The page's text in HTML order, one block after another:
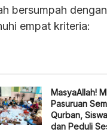
bersumpah
empat kriteria:
MasyaAllah!
Pasuruan
Qurban,
dan Peduli